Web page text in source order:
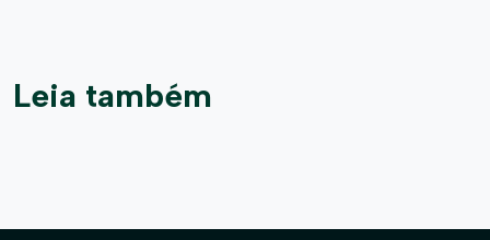
Leia também